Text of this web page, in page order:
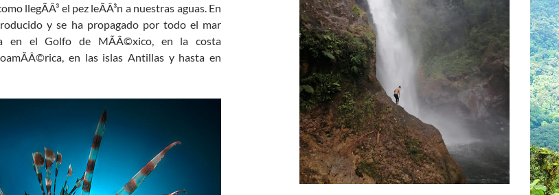
llegÃÂ³ el pez leÃÂ³n a nuestras aguas. En
y se ha propagado por todo el mar
en el Golfo de MÃÂ©xico, en la costa
en las islas Antillas y hasta en